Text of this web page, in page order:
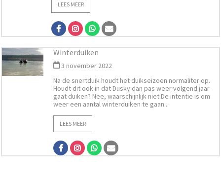
LEES MEER
Winterduiken
3 november 2022
Na de snertduik houdt het duikseizoen normaliter op.
Houdt dit ook in dat Dusky dan pas weer volgend jaar
gaat duiken? Nee, waarschijnlijk niet.De intentie is om
weer een aantal winterduiken te gaan...
LEES MEER